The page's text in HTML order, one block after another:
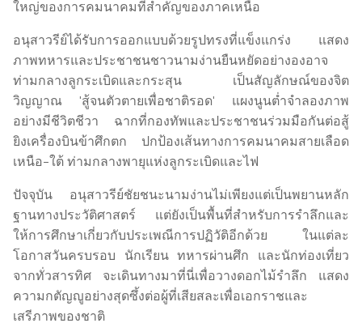
ใหญ่ของการคมนาคมที่สำคัญของภาคเหนือ
อนุสาวรีย์ได้รับการออกแบบด้วยรูปทรงที่แข็งแกร่ง แสดง
ภาพทหารและประชาชนชาวนามง่านยืนหยัดอย่างองอาจ
ท่ามกลางลูกระเบิดและกระสุน เป็นสัญลักษณ์ของจิต
วิญญาณ 'สู้จนตัวตายเพื่อชาติรอด' แผงนูนต่ำจำลองภาพ
อย่างมีชีวิตชีวา ฉากที่กองทัพและประชาชนร่วมมือกันต่อสู้
ยิงเครื่องบินข้าศึกตก ปกป้องเส้นทางการคมนาคมสายเลือด
เหนือ-ใต้ ท่ามกลางพายุแห่งลูกระเบิดและไฟ
ปัจจุบัน อนุสาวรีย์ชัยชนะนามง่านไม่เพียงแต่เป็นพยานหลัก
ฐานทางประวัติศาสตร์ แต่ยังเป็นพื้นที่สำหรับการรำลึกและ
ให้การศึกษาเกี่ยวกับประเพณีการปฏิวัติอีกด้วย ในแต่ละ
โอกาสวันครบรอบ นักเรียน ทหารผ่านศึก และนักท่องเที่ยว
จากทั่วสารทิศ จะเดินทางมาที่นี่เพื่อวางดอกไม้รำลึก แสดง
ความกตัญญูอย่างสุดซึ้งต่อผู้ที่เสียสละเพื่อเอกราชและ
เสรีภาพของชาติ